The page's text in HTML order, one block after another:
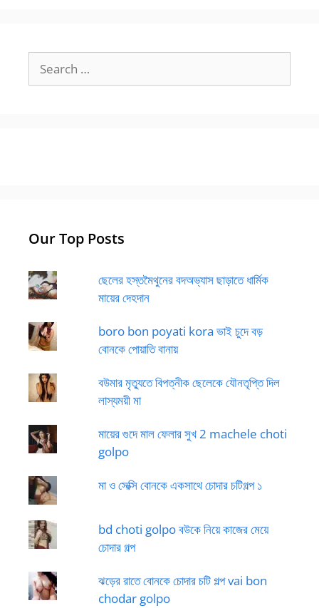
for:
Our Top Posts
ছেলের হস্তমৈথুনের বদঅভ্যাস ছাড়াতে ধার্মিক
মায়ের দেহদান
boro bon poyati kora ভাই চুদে বড়
বোনকে পোয়াতি বানায়
বউমার মৃত্যুতে বিপত্নীক ছেলেকে যৌনতৃপ্তি দিল
লাস্যময়ী মা
মায়ের গুদে মাল ফেলার সুখ 2 machele choti
golpo
মা ও সেক্সি বোনকে একসাথে চোদার চটিগল্প ১
bd choti golpo বউকে নিয়ে কাজের মেয়ে
চোদার গল্প
ঝড়ের রাতে বোনকে চোদার চটি গল্প vai bon
chodar golpo